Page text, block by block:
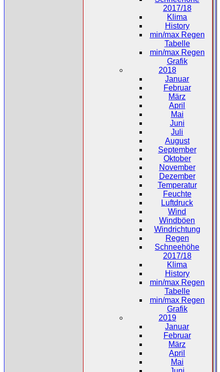
2017/18
Klima
History
min/max Regen
Tabelle
min/max Regen
Grafik
2018
Januar
Februar
März
April
Mai
Juni
Juli
August
September
Oktober
November
Dezember
Temperatur
Feuchte
Luftdruck
Wind
Windböen
Windrichtung
Regen
Schneehöhe
2017/18
Klima
History
min/max Regen
Tabelle
min/max Regen
Grafik
2019
Januar
Februar
März
April
Mai